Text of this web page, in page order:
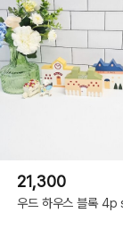
21,300
우드 하우스 블록 4p